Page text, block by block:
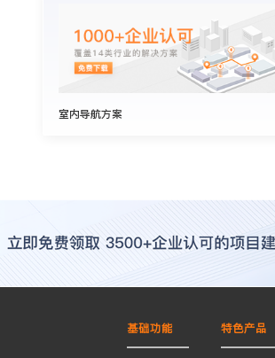
室内导航方案
基础功能 特色产品